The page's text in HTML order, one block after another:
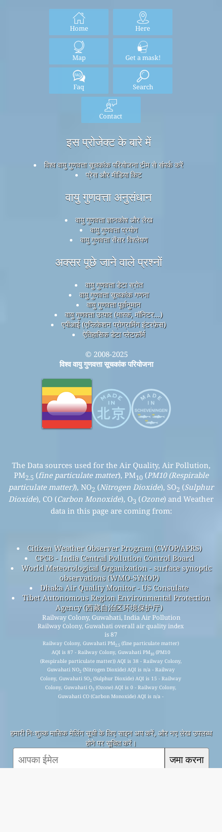
Home Here
Map Get a mask!
Faq Search
Contact
इस प्रोजेक्ट के बारे में
विश्व वायु गुणवत्ता सूचकांक परियोजना टीम से संपर्क करें
प्रेस और मीडिया किट
वायु गुणवत्ता अनुसंधान
वायु गुणवत्ता ज्ञानकोष और लेख
वायु गुणवत्ता प्रयोग
वायु गुणवत्ता सेंसर विश्लेषण
अक्सर पूछे जाने वाले प्रश्नों
वायु गुणवत्ता डेटा स्रोत
वायु गुणवत्ता सूचकांक गणना
वायु गुणवत्ता पूर्वानुमान
वायु गुणवत्ता उत्पाद (मास्क, मॉनिटर...)
एपीआई (एप्लिकेशन प्रोग्रामिंग इंटरफ़ेस)
ऐतिहासिक डेटा प्लेटफ़ॉर्म
© 2008-2025
विश्व वायु गुणवत्ता सूचकांक परियोजना
The Data sources used for the Air Quality, Air Pollution,
PM2.5 (fine particulate matter), PM10(PM10 (Respirable
particulate matter)), NO2 (Nitrogen Dioxide), SO2 (Sulphur
Dioxide), CO (Carbon Monoxide), O3 (Ozone) and Weather
data in this page are coming from:
Citizen Weather Observer Program (CWOP/APRS)
CPCB - India Central Pollution Control Board
World Meteorological Organization - surface synoptic
observations (WMO-SYNOP)
Dhaka Air Quality Monitor - US Consulate
Tibet Autonomous Region Environmental Protection
Agency (西藏自治区环境保护厅)
Railway Colony, Guwahati, India Air Pollution
Railway Colony, Guwahati overall air quality index
is 87
Railway Colony, Guwahati PM2.5 (fine particulate matter)
AQI is 87 - Railway Colony, Guwahati PM10(PM10
(Respirable particulate matter)) AQI is 38 - Railway Colony,
Guwahati NO2(Nitrogen Dioxide) AQI is n/a - Railway
Colony, Guwahati SO2 (Sulphur Dioxide) AQI is 15 - Railway
Colony, Guwahati O3 (Ozone) AQI is 0 - Railway Colony,
Guwahati CO (Carbon Monoxide) AQI is n/a -
हमारी निःशुल्क मासिक मेलिंग सूची के लिए साइन अप करें, और नए लेख उपलब्ध
होने पर सूचित करें।
जमा करना